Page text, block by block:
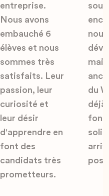
entreprise.
Nous avons
embauché 6
élèves et nous
sommes très
satisfaits. Leur
passion, leur
curiosité et
leur désir
d'apprendre en
font des
candidats très
prometteurs.
du
déjà